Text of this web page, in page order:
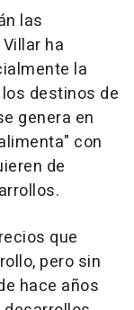
las
ha
la
destinos de
genera en
con
de
que
pero sin
hace años